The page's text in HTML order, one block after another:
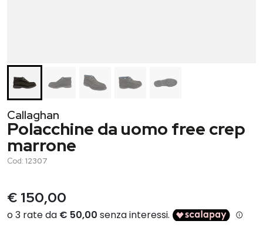
Callaghan
Polacchine da uomo free crep
marrone
Cod: 12307
€ 150,00